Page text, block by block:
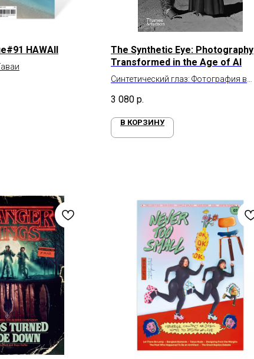
HAWAII
The Synthetic Eye: Photography
Transformed in the Age of AI
Синтетический глаз: Фотография в
3 080 р.
В КОРЗИНУ